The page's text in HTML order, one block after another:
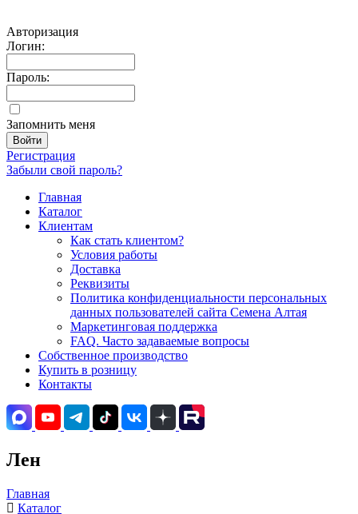
Авторизация
Логин:
Пароль:
Запомнить меня
Регистрация
Забыли свой пароль?
Главная
Каталог
Клиентам
Как стать клиентом?
Условия работы
Доставка
Реквизиты
Политика конфиденциальности персональных
данных пользователей сайта Семена Алтая
Маркетинговая поддержка
FAQ. Часто задаваемые вопросы
Собственное производство
Купить в розницу
Контакты
Лен
Главная
Каталог